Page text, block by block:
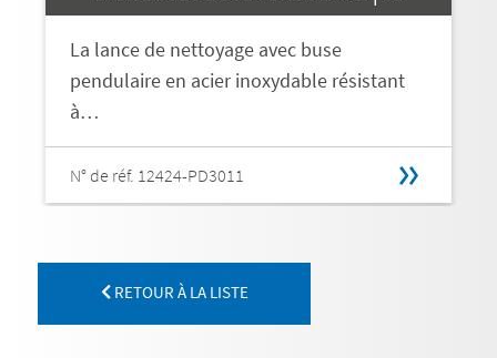
La lance de nettoyage avec buse
pendulaire en acier inoxydable résistant
à…
N° de réf. 12424-PD3011
RETOUR À LA LISTE